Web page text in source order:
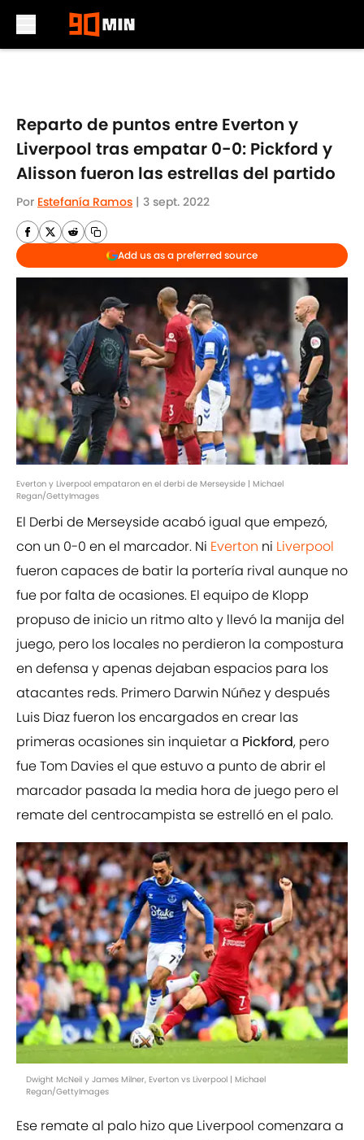
Reparto de puntos entre Everton y
Liverpool tras empatar 0-0: Pickford y
Alisson fueron las estrellas del partido
Por Estefanía Ramos | 3 sept. 2022
Add us as a preferred source
Everton y Liverpool empataron en el derbi de Merseyside | Michael
Regan/GettyImages
El Derbi de Merseyside acabó igual que empezó,
con un 0-0 en el marcador. Ni Everton ni Liverpool
fueron capaces de batir la portería rival aunque no
fue por falta de ocasiones. El equipo de Klopp
propuso de inicio un ritmo alto y llevó la manija del
juego, pero los locales no perdieron la compostura
en defensa y apenas dejaban espacios para los
atacantes reds. Primero Darwin Núñez y después
Luis Diaz fueron los encargados en crear las
primeras ocasiones sin inquietar a Pickford, pero
fue Tom Davies el que estuvo a punto de abrir el
marcador pasada la media hora de juego pero el
remate del centrocampista se estrelló en el palo.
Dwight McNeil y James Milner, Everton vs Liverpool | Michael
Regan/GettyImages
Ese remate al palo hizo que Liverpool comenzara a